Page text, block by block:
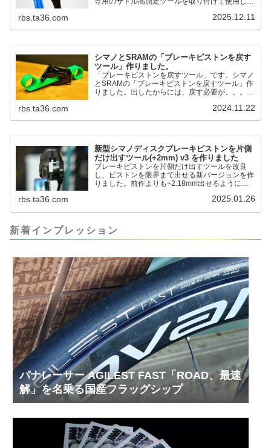
るようになりました。シンワ測定(Shinwa
Sokutei)￥1,375Amazon.c...
rbs.ta36.com 2025.12.11
シマノとSRAMの「ブレーキピストンを戻す
ツール」作りました。
「ブレーキピストンを戻すツール」です。シマノ
とSRAMの「ブレーキピストンを戻すツール」作
りました。出したからには、戻す必要が。。。で
だと。。。▶「ブレーキピストンを戻すツール」
るのかというと、出ているピス...
rbs.ta36.com 2024.11.22
新型シマノディスクブレーキピストンを片側
だけ出すツール(+2mm) v3 を作りました
ブレーキピストンを片側だけ出すツールを改良
し、ピストンを限界まで出せる新バージョンを作
りました。前作よりも+2.18mm出せるようにな
って、オイル漏れするまで試しました。最も安全
ましたが、ギリギリまで攻めてますのでピストン
内部の汚れをさらに掃除できると思います。前作
の...
rbs.ta36.com 2025.01.26
新着インプレッション
パナレーサー AGILEST FAST「ROAD、最速
解」を名乗る国産フラッグシップ